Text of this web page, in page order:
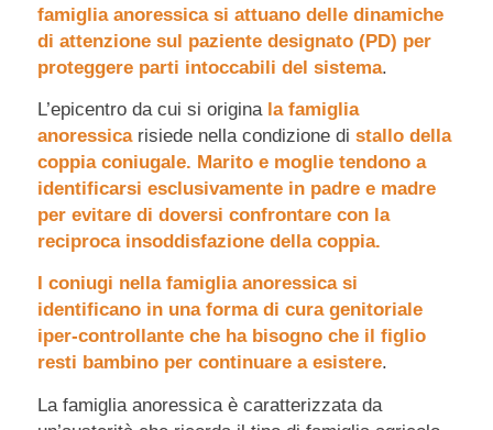
famiglia anoressica si attuano delle dinamiche
di attenzione sul paziente designato (PD) per
proteggere parti intoccabili del sistema.
L’epicentro da cui si originala famiglia
anoressicarisiede nella condizione di stallo della
coppia coniugale. Marito e moglie tendono a
identificarsi esclusivamente in padre e madre
per evitare di doversi confrontare con la
reciproca insoddisfazione della coppia.
I coniugi nella famiglia anoressica si
identificano in una forma di cura genitoriale
iper-controllante che ha bisogno che il figlio
resti bambino per continuare a esistere.
La famiglia anoressica è caratterizzata da